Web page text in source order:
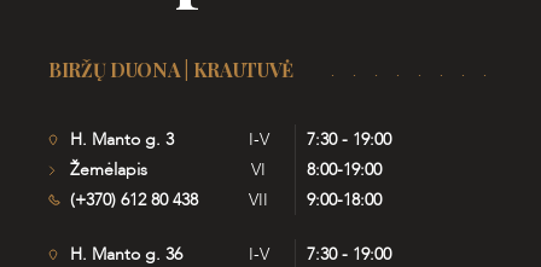
BIRŽŲ DUONA | KRAUTUVĖ
H. Manto g. 3
Žemėlapis
(+370) 612 80 438
I-V
7:30 - 19:00
VI
8:00-19:00
VII
9:00-18:00
H. Manto g. 36
I-V
7:30 - 19:00